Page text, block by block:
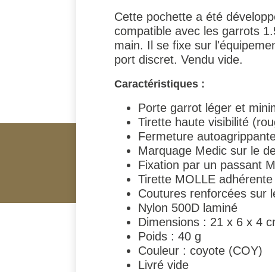
Cette pochette a été
compatible avec les garrots
main. Il se fixe sur
port discret. Vendu vide.
Caractéristiques :
Porte garrot léger et
Tirette haute visibilité
Fermeture
Marquage Medic sur le
Fixation par un passant
Tirette MOLLE
Coutures renforcées sur
Nylon 500D laminé
Dimensions : 21 x 6 x 4
Poids : 40 g
Couleur : coyote (COY)
Livré vide